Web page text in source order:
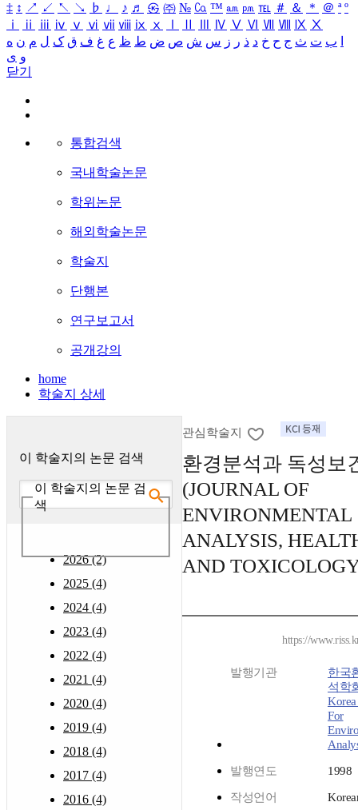
‡ ↕ ↗ ↙ ↖ ↘ ♭ ♩ ♪ ♬ ㉿ ㈜ № ㏇ ™ ㏂ ㏘ ℡ ＃ ＆ ＊ ＠ ª º
ⅰ
ⅱ ⅲ ⅳ ⅴ ⅵ ⅶ ⅷ ⅸ ⅹ Ⅳ Ⅴ Ⅵ Ⅶ Ⅷ Ⅸ Ⅹ
ب ت ث ج ح خ د ذ ر ز س ش ص ض ط ظ ع غ ف ق ک ل م ن ه
و ی
닫기
통합검색
국내학술논문
학위논문
해외학술논문
학술지
단행본
연구보고서
공개강의
home
학술지 상세
이 학술지의 논문 검색
이 학술지의 논문 검
색
2026 (2)
2025 (4)
2024 (4)
2023 (4)
2022 (4)
2021 (4)
2020 (4)
2019 (4)
2018 (4)
2017 (4)
2016 (4)
관심학술지
환경분석과 독성
(JOURNAL OF
ENVIRONMENTAL
ANALYSIS,
AND
https://
발행기관
한국
석학
For
발행연도 1998
작성언어